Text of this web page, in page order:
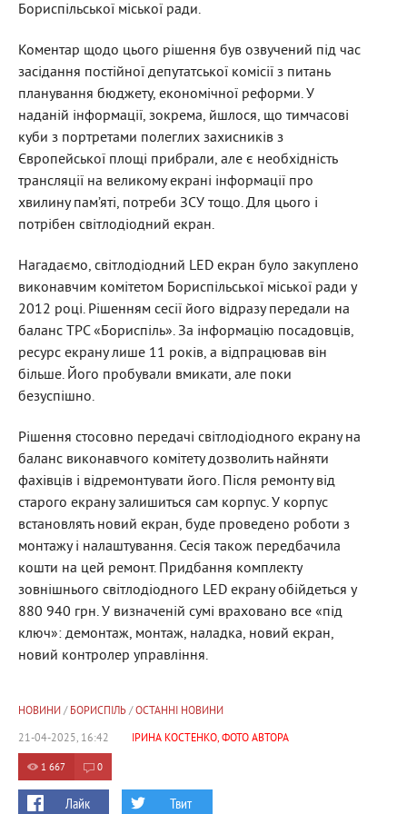
Бориспільської міської ради.
Коментар щодо цього рішення був озвучений під час
засідання постійної депутатської комісії з питань
планування бюджету, економічної реформи. У
наданій інформації, зокрема, йшлося, що тимчасові
куби з портретами полеглих захисників з
Європейської площі прибрали, але є необхідність
трансляції на великому екрані інформації про
хвилину пам’яті, потреби ЗСУ тощо. Для цього і
потрібен світлодіодний екран.
Нагадаємо, світлодіодний LED екран було закуплено
виконавчим комітетом Бориспільської міської ради у
2012 році. Рішенням сесії його відразу передали на
баланс ТРС «Бориспіль». За інформацію посадовців,
ресурс екрану лише 11 років, а відпрацював він
більше. Його пробували вмикати, але поки
безуспішно.
Рішення стосовно передачі світлодіодного екрану на
баланс виконавчого комітету дозволить найняти
фахівців і відремонтувати його. Після ремонту від
старого екрану залишиться сам корпус. У корпус
встановлять новий екран, буде проведено роботи з
монтажу і налаштування. Сесія також передбачила
кошти на цей ремонт. Придбання комплекту
зовнішнього світлодіодного LED екрану обійдеться у
880 940 грн. У визначеній сумі враховано все «під
ключ»: демонтаж, монтаж, наладка, новий екран,
новий контролер управління.
НОВИНИ/ БОРИСПІЛЬ/ ОСТАННІ НОВИНИ
21-04-2025, 16:42
ІРИНА КОСТЕНКО, ФОТО АВТОРА
1 667 0
Лайк Твит